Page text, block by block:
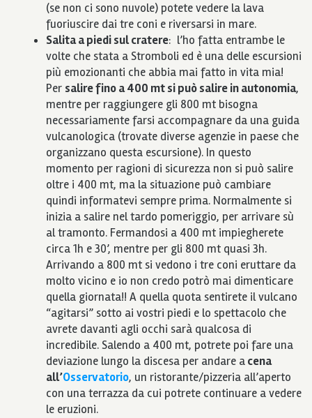
(se non ci sono nuvole) potete vedere la lava
fuoriuscire dai tre coni e riversarsi in mare.
Salita a piedi sul cratere: l’ho fatta entrambe le
volte che stata a Stromboli ed è una delle escursioni
più emozionanti che abbia mai fatto in vita mia!
Per salire fino a 400 mt si può salire in autonomia,
mentre per raggiungere gli 800 mt bisogna
necessariamente farsi accompagnare da una guida
vulcanologica (trovate diverse agenzie in paese che
organizzano questa escursione). In questo
momento per ragioni di sicurezza non si può salire
oltre i 400 mt, ma la situazione può cambiare
quindi informatevi sempre prima. Normalmente si
inizia a salire nel tardo pomeriggio, per arrivare sù
al tramonto. Fermandosi a 400 mt impiegherete
circa 1h e 30’, mentre per gli 800 mt quasi 3h.
Arrivando a 800 mt si vedono i tre coni eruttare da
molto vicino e io non credo potrò mai dimenticare
quella giornata!! A quella quota sentirete il vulcano
“agitarsi” sotto ai vostri piedi e lo spettacolo che
avrete davanti agli occhi sarà qualcosa di
incredibile. Salendo a 400 mt, potrete poi fare una
deviazione lungo la discesa per andare acena
all’Osservatorio, un ristorante/pizzeria all’aperto
con una terrazza da cui potrete continuare a vedere
le eruzioni.